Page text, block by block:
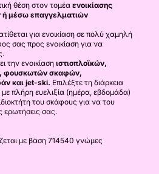
θέση στον τομέα ενοικίασης
μέσω επαγγελματιών
για ενοικίαση σε πολύ χαμηλή
σας προς ενοικίαση για να
την ενοικίαση ιστιοπλοϊκών,
φουσκωτών σκαφών,
και jet-ski. Επιλέξτε τη διάρκεια
με πλήρη ευελιξία (ημέρα, εβδομάδα)
του σκάφους για να του
ερωτήσεις σας.
με βάση 714540 γνώμες